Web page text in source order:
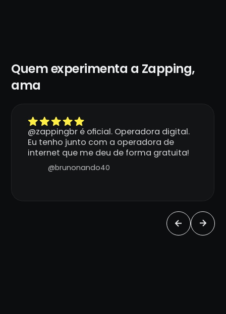
Quem experimenta a Zapping,
ama
@zappingbr é oficial. Operadora digital.
Eu tenho junto com a operadora de
internet que me deu de forma gratuita!
@brunonando40